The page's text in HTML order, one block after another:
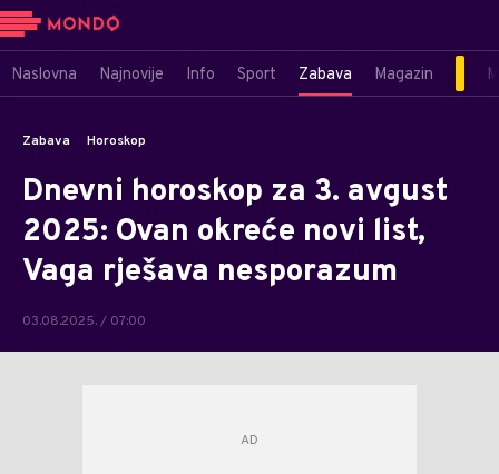
Naslovna Najnovije Info Sport Zabava Magazin
Zabava Horoskop
Dnevni horoskop za 3. avgust
2025: Ovan okreće novi list,
Vaga rješava nesporazum
03.08.2025. / 07:00